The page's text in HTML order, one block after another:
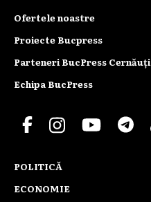
Ofertele noastre
Proiecte Bucpress
Parteneri BucPress Cernăuți
Echipa BucPress
POLITICĂ
ECONOMIE